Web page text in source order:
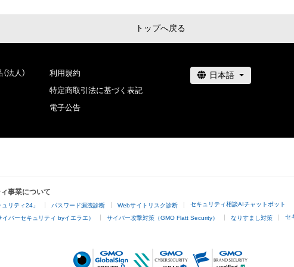
トップへ戻る
法人）
利用規約
特定商取引法に基づく表記
電子公告
事業について
リティ24」 パスワード漏洩診断 Webサイトリスク診断 セキュリティ相談AIチャットボット
バーセキュリティ byイエラエ） サイバー攻撃対策（GMO Flatt Security） なりすまし対策 セ